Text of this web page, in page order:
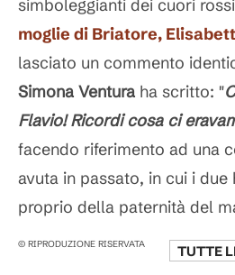
simboleggianti dei cuori
moglie di Briatore,
lasciato un commento
Simona Ventura ha scritto: "
Flavio!Ricordi cosa ci
facendo riferimento ad una
avuta in passato, in cui i due
proprio della paternità del
© RIPRODUZIONE RISERVATA TUTTE